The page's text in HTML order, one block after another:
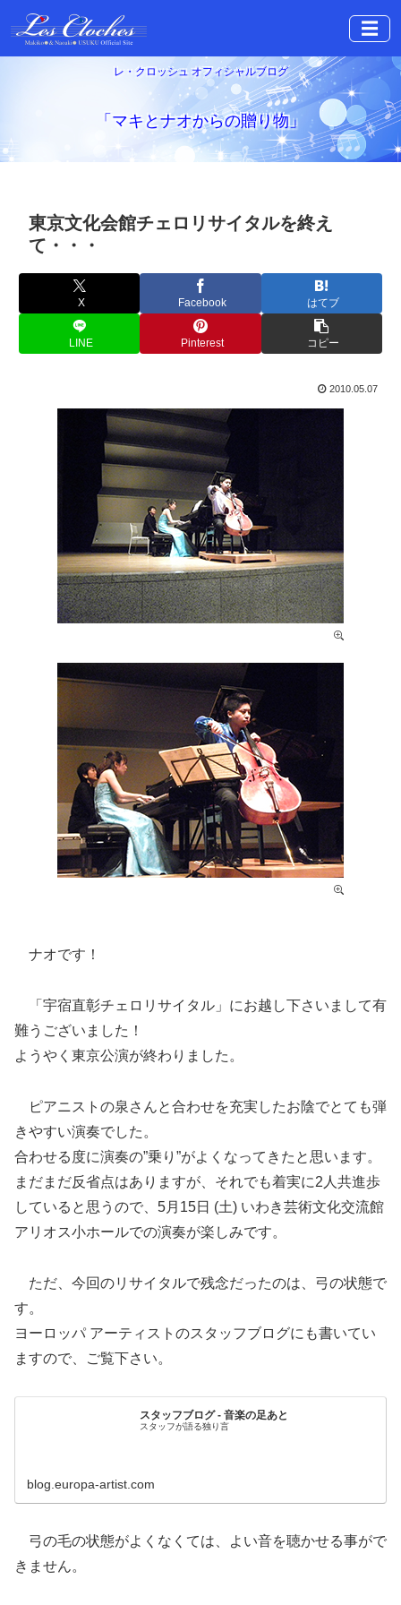
☰
レ・クロッシュ オフィシャルブログ
「マキとナオからの贈り物」
東京文化会館チェロリサイタルを終え
て・・・
X Facebook はてブ
LINE Pinterest コピー
2010.05.07
ナオです！
「宇宿直彰チェロリサイタル」にお越し下さいまして有
難うございました！
ようやく東京公演が終わりました。
ピアニストの泉さんと合わせを充実したお陰でとても弾
きやすい演奏でした。
合わせる度に演奏の”乗り”がよくなってきたと思います。
まだまだ反省点はありますが、それでも着実に2人共進歩
していると思うので、5月15日 (土) いわき芸術文化交流館
アリオス小ホールでの演奏が楽しみです。
ただ、今回のリサイタルで残念だったのは、弓の状態で
す。
ヨーロッパ アーティストのスタッフブログにも書いてい
ますので、ご覧下さい。
スタッフブログ - 音楽の足あと
スタッフが語る独り言
blog.europa-artist.com
弓の毛の状態がよくなくては、よい音を聴かせる事がで
きません。